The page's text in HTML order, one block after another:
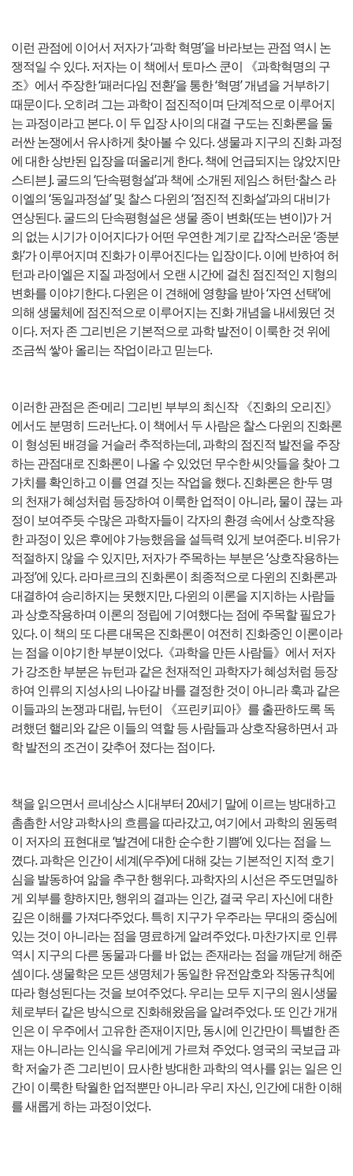
이런 관점에 이어서 저자가 ‘과학 혁명’을 바라보는 관점 역시 논
쟁적일 수 있다. 저자는 이 책에서 토마스 쿤이 《과학혁명의 구
조》에서 주장한 ‘패러다임 전환’을 통한 ‘혁명’ 개념을 거부하기
때문이다. 오히려 그는 과학이 점진적이며 단계적으로 이루어지
는 과정이라고 본다. 이 두 입장 사이의 대결 구도는 진화론을 둘
러싼 논쟁에서 유사하게 찾아볼 수 있다. 생물과 지구의 진화 과정
에 대한 상반된 입장을 떠올리게 한다. 책에 언급되지는 않았지만
스티븐 J. 굴드의 ‘단속평형설’과 책에 소개된 제임스 허턴·찰스 라
이엘의 ‘동일과정설’ 및 찰스 다윈의 ‘점진적 진화설’과의 대비가
연상된다. 굴드의 단속평형설은 생물 종이 변화(또는 변이)가 거
의 없는 시기가 이어지다가 어떤 우연한 계기로 갑작스러운 ‘종분
화’가 이루어지며 진화가 이루어진다는 입장이다. 이에 반하여 허
턴과 라이엘은 지질 과정에서 오랜 시간에 걸친 점진적인 지형의
변화를 이야기한다. 다윈은 이 견해에 영향을 받아 ‘자연 선택’에
의해 생물체에 점진적으로 이루어지는 진화 개념을 내세웠던 것
이다. 저자 존 그리빈은 기본적으로 과학 발전이 이룩한 것 위에
조금씩 쌓아 올리는 작업이라고 믿는다.
이러한 관점은 존·메리 그리빈 부부의 최신작 《진화의 오리진》
에서도 분명히 드러난다. 이 책에서 두 사람은 찰스 다윈의 진화론
이 형성된 배경을 거슬러 추적하는데, 과학의 점진적 발전을 주장
하는 관점대로 진화론이 나올 수 있었던 무수한 씨앗들을 찾아 그
가치를 확인하고 이를 연결 짓는 작업을 했다. 진화론은 한·두 명
의 천재가 혜성처럼 등장하여 이룩한 업적이 아니라, 물이 끊는 과
정이 보여주듯 수많은 과학자들이 각자의 환경 속에서 상호작용
한 과정이 있은 후에야 가능했음을 설득력 있게 보여준다. 비유가
적절하지 않을 수 있지만, 저자가 주목하는 부분은 ‘상호작용하는
과정’에 있다. 라마르크의 진화론이 최종적으로 다윈의 진화론과
대결하여 승리하지는 못했지만, 다윈의 이론을 지지하는 사람들
과 상호작용하며 이론의 정립에 기여했다는 점에 주목할 필요가
있다. 이 책의 또 다른 대목은 진화론이 여전히 진화중인 이론이라
는 점을 이야기한 부분이었다.《과학을 만든 사람들》에서 저자
가 강조한 부분은 뉴턴과 같은 천재적인 과학자가 혜성처럼 등장
하여 인류의 지성사의 나아갈 바를 결정한 것이 아니라 훅과 같은
이들과의 논쟁과 대립, 뉴턴이 《프린키피아》를 출판하도록 독
려했던 핼리와 같은 이들의 역할 등 사람들과 상호작용하면서 과
학 발전의 조건이 갖추어 졌다는 점이다.
책을 읽으면서 르네상스 시대부터 20세기 말에 이르는 방대하고
촘촘한 서양 과학사의 흐름을 따라갔고, 여기에서 과학의 원동력
이 저자의 표현대로 ‘발견에 대한 순수한 기쁨’에 있다는 점을 느
꼈다. 과학은 인간이 세계(우주)에 대해 갖는 기본적인 지적 호기
심을 발동하여 앎을 추구한 행위다. 과학자의 시선은 주도면밀하
게 외부를 향하지만, 행위의 결과는 인간, 결국 우리 자신에 대한
깊은 이해를 가져다주었다. 특히 지구가 우주라는 무대의 중심에
있는 것이 아니라는 점을 명료하게 알려주었다. 마찬가지로 인류
역시 지구의 다른 동물과 다를 바 없는 존재라는 점을 깨닫게 해준
셈이다. 생물학은 모든 생명체가 동일한 유전암호와 작동규칙에
따라 형성된다는 것을 보여주었다. 우리는 모두 지구의 원시생물
체로부터 같은 방식으로 진화해왔음을 알려주었다. 또 인간 개개
인은 이 우주에서 고유한 존재이지만, 동시에 인간만이 특별한 존
재는 아니라는 인식을 우리에게 가르쳐 주었다. 영국의 국보급 과
학 저술가 존 그리빈이 묘사한 방대한 과학의 역사를 읽는 일은 인
간이 이룩한 탁월한 업적뿐만 아니라 우리 자신, 인간에 대한 이해
를 새롭게 하는 과정이었다.